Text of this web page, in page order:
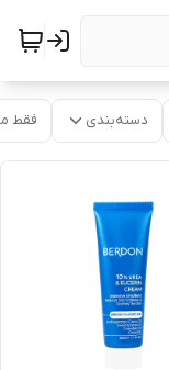
دسته‌بندی فقط